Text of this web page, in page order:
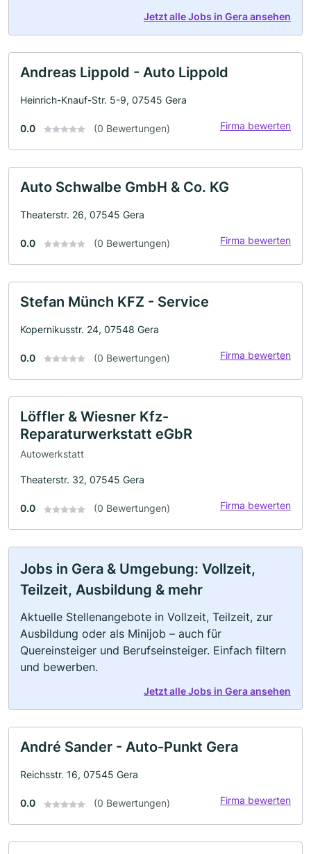
Jetzt alle Jobs in Gera ansehen
Andreas Lippold - Auto Lippold
Heinrich-Knauf-Str. 5-9, 07545 Gera
0.0 (0 Bewertungen) Firma bewerten
Auto Schwalbe GmbH & Co. KG
Theaterstr. 26, 07545 Gera
0.0 (0 Bewertungen) Firma bewerten
Stefan Münch KFZ - Service
Kopernikusstr. 24, 07548 Gera
0.0 (0 Bewertungen) Firma bewerten
Löffler & Wiesner Kfz-
Reparaturwerkstatt eGbR
Autowerkstatt
Theaterstr. 32, 07545 Gera
0.0 (0 Bewertungen) Firma bewerten
Jobs in Gera & Umgebung: Vollzeit,
Teilzeit, Ausbildung & mehr
Aktuelle Stellenangebote in Vollzeit, Teilzeit, zur
Ausbildung oder als Minijob – auch für
Quereinsteiger und Berufseinsteiger. Einfach filtern
und bewerben.
Jetzt alle Jobs in Gera ansehen
André Sander - Auto-Punkt Gera
Reichsstr. 16, 07545 Gera
0.0 (0 Bewertungen) Firma bewerten